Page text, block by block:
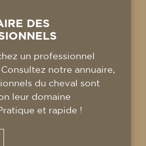
DES
un professionnel
notre annuaire,
du cheval sont
leur domaine
et rapide !